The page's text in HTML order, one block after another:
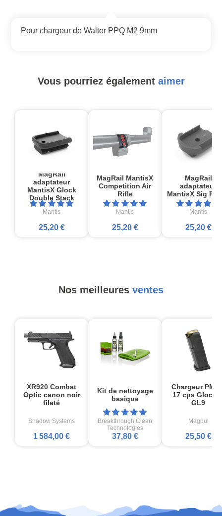
Pour chargeur de Walter PPQ M2 9mm
Vous pourriez également aimer
MagRail
adaptateur
MantisX Glock
Double Stack
Mantis
25,20 €
MagRail MantisX
Competition Air
Rifle
Mantis
25,20 €
MagRail
adaptateur
MantisX Sig
Mantis
25,20 €
Nos meilleures ventes
XR920 Combat
Optic canon noir
fileté
Shadow Systems
1 584,00 €
Kit de nettoyage
basique
Breakthrough Clean
Technologies
37,80 €
Chargeur
17 cps
GL9
Magpul
25,50 €